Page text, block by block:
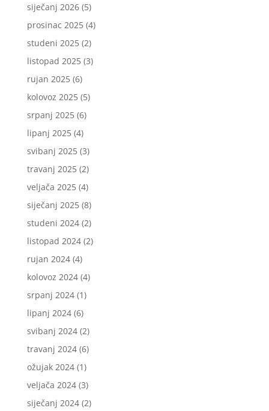
siječanj 2026(5)
prosinac 2025(4)
studeni 2025(2)
listopad 2025(3)
rujan 2025(6)
kolovoz 2025(5)
srpanj 2025(6)
lipanj 2025(4)
svibanj 2025(3)
travanj 2025(2)
veljača 2025(4)
siječanj 2025(8)
studeni 2024(2)
listopad 2024(2)
rujan 2024(4)
kolovoz 2024(4)
srpanj 2024(1)
lipanj 2024(6)
svibanj 2024(2)
travanj 2024(6)
ožujak 2024(1)
veljača 2024(3)
siječanj 2024(2)